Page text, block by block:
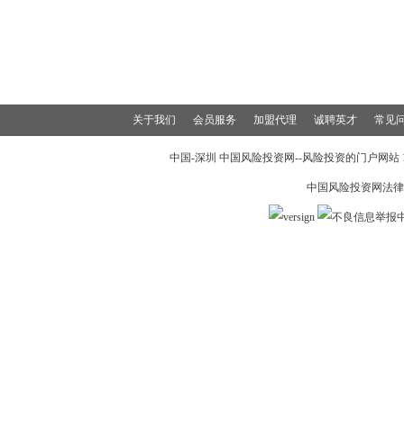
关于我们 会员服务 加盟代理 诚聘英才 常见
中国-深圳 中国风险投资网--风险投资的门户网
中国风险投资网法